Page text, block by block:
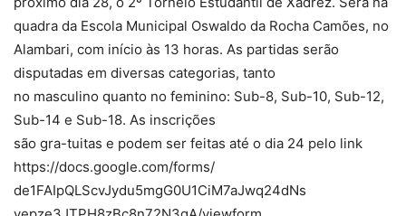
quadra da Escola Municipal Oswaldo da Rocha Camões, no
Alambari, com início às 13 horas. As partidas serão
disputadas em diversas categorias, tanto
no masculino quanto no feminino: Sub-8, Sub-10, Sub-12,
Sub-14 e Sub-18. As inscrições
são gra-tuitas e podem ser feitas até o dia 24 pelo link
https://docs.google.com/forms/
de1FAIpQLScvJydu5mgG0U1CiM7aJwq24dNs